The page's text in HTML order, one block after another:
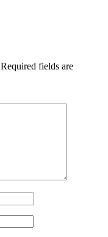
Required fields are